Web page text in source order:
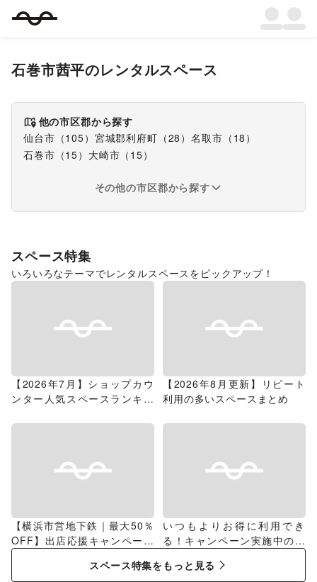
石巻市茜平のレンタルスペース
他の市区郡から探す
仙台市 （105） 宮城郡利府町 （28 ）名取市 （ 18 ）
石巻市 （15） 大崎市 （ 15）
その他の市区郡から探す
スペース特集
いろいろなテーマでレンタルスペースをピックアップ！
【2026年7月】ショップカウ
ンター人気スペースランキン
【2026年8月更新】リピート
利用の多いスペースまとめ
【横浜市営地下鉄｜最大50％
OFF】出店応援キャンペーン
特集
いつもよりお得に利用でき
る！キャンペーン実施中のス
スペース特集をもっと見る